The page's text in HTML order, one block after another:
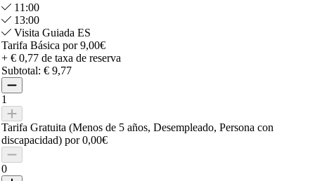
11:00
13:00
Visita Guiada ES
Tarifa Básica por 9,00€
+ € 0,77 de taxa de reserva
Subtotal: € 9,77
1
Tarifa Gratuita (Menos de 5 años, Desempleado, Persona con
discapacidad) por 0,00€
0